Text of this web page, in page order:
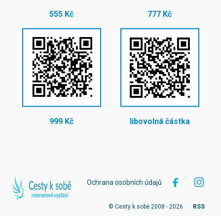
555 Kč 777 Kč
999 Kč libovolná částka
Ochrana osobních údajů
© Cesty k sobě 2008 - 2026 RSS